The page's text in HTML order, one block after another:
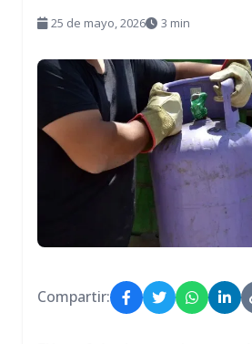
25 de mayo, 2026 3 min
Compartir: